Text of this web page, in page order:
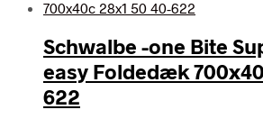
Schwalbe -one Bite
easy Foldedæk
622